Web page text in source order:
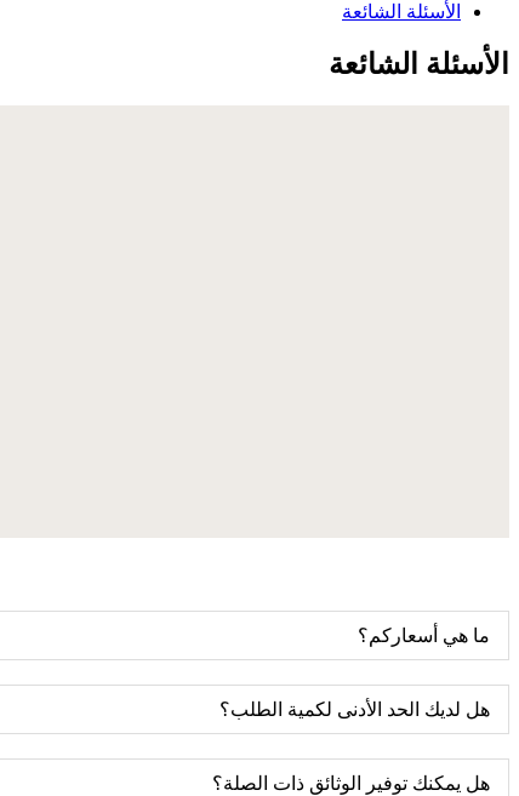
الأسئلة الشائعة
الأسئلة الشائعة
ما هي أسعاركم؟
هل لديك الحد الأدنى لكمية الطلب؟
هل يمكنك توفير الوثائق ذات الصلة؟